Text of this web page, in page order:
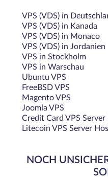
VPS (VDS) in
VPS (VDS) in Kanada
VPS (VDS) in Monaco
VPS (VDS) in Jordanien
VPS in Stockholm
VPS in Warschau
Ubuntu VPS
FreeBSD VPS
Magento VPS
Joomla VPS
Credit Card VPS
Litecoin VPS Server
NOCH